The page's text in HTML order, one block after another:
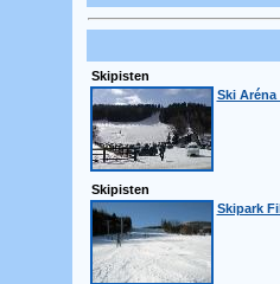
Skipisten
Ski Aréna
Skipisten
Skipark